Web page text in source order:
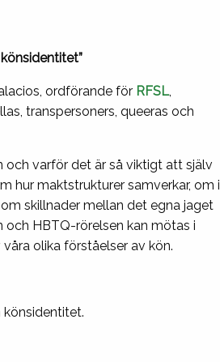
ordförande för RFSL,
transpersoners, queeras och
och varför det är så viktigt att själv
hur maktstrukturer samverkar, om i
skillnader mellan det egna jaget
och HBTQ-rörelsen kan mötas i
olika förståelser av kön.
könsidentitet.